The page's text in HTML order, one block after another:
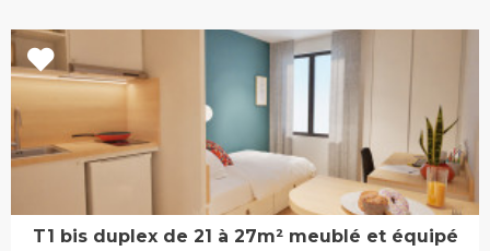
T1 bis duplex de 21 à 27m² meublé et équipé